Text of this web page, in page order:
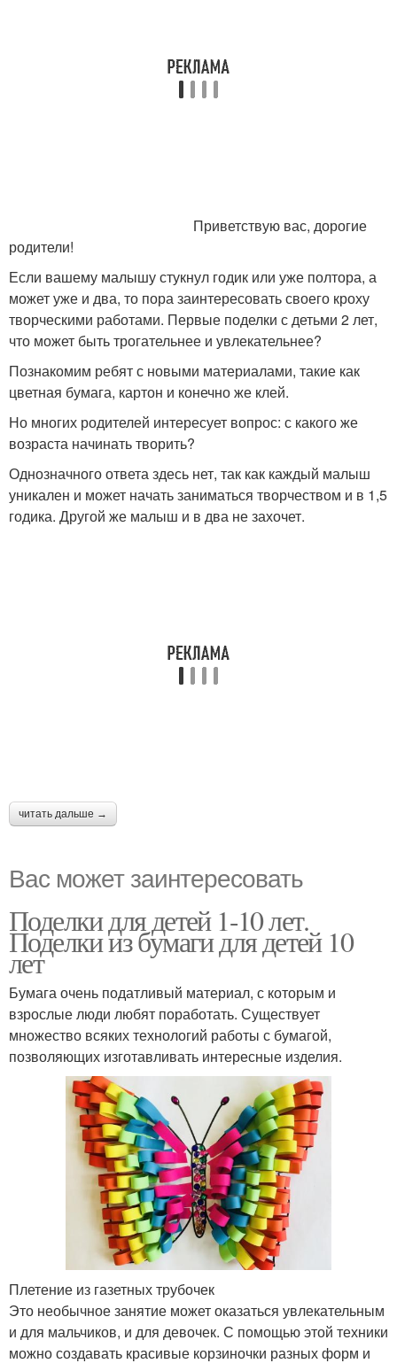
Приветствую вас, дорогие
родители!
Если вашему малышу стукнул годик или уже полтора, а
может уже и два, то пора заинтересовать своего кроху
творческими работами. Первые поделки с детьми 2 лет,
что может быть трогательнее и увлекательнее?
Познакомим ребят с новыми материалами, такие как
цветная бумага, картон и конечно же клей.
Но многих родителей интересует вопрос: с какого же
возраста начинать творить?
Однозначного ответа здесь нет, так как каждый малыш
уникален и может начать заниматься творчеством и в 1,5
годика. Другой же малыш и в два не захочет.
читать дальше →
Вас может заинтересовать
Поделки для детей 1-10 лет.
Поделки из бумаги для детей 10
лет
Бумага очень податливый материал, с которым и
взрослые люди любят поработать. Существует
множество всяких технологий работы с бумагой,
позволяющих изготавливать интересные изделия.
Плетение из газетных трубочек
Это необычное занятие может оказаться увлекательным
и для мальчиков, и для девочек. С помощью этой техники
можно создавать красивые корзиночки разных форм и